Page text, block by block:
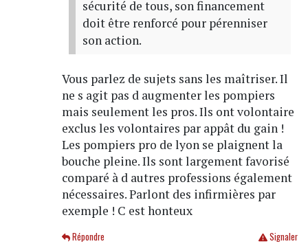
sécurité de tous, son financement
doit être renforcé pour pérenniser
son action.
Vous parlez de sujets sans les maîtriser. Il
ne s agit pas d augmenter les pompiers
mais seulement les pros. Ils ont volontaire
exclus les volontaires par appât du gain !
Les pompiers pro de lyon se plaignent la
bouche pleine. Ils sont largement favorisé
comparé à d autres professions également
nécessaires. Parlont des infirmières par
exemple ! C est honteux
Signaler
Répondre